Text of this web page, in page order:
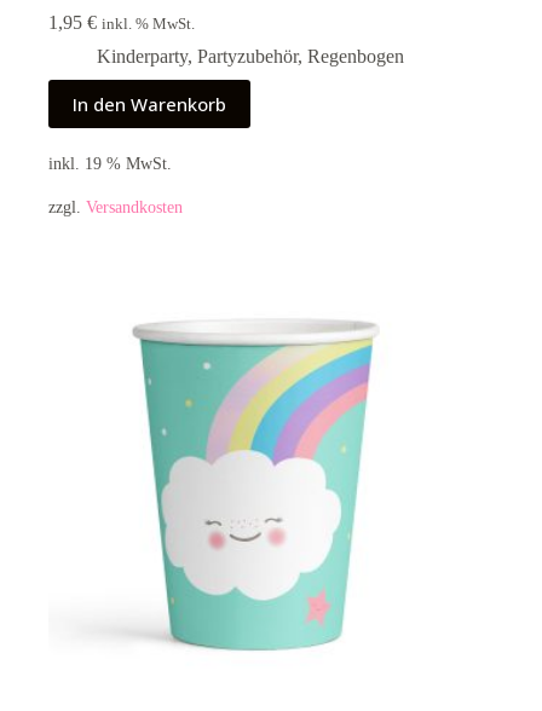
1,95 € inkl. % MwSt.
Kinderparty, Partyzubehör, Regenbogen
In den Warenkorb
inkl. 19 % MwSt.
zzgl. Versandkosten